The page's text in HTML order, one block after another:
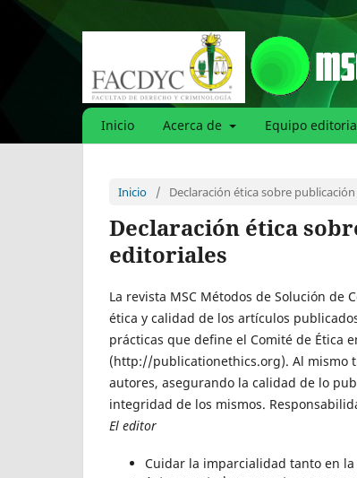
Inicio Acerca de Equipo
Inicio / Declaración ética sobre
Declaración ética
editoriales
La revista MSC Métodos de Solución
ética y calidad de los artículos
prácticas que define el Comité de Ética
(http://publicationethics.org). Al mismo
autores, asegurando la calidad de lo
integridad de los mismos.
El editor
Cuidar la imparcialidad tanto en